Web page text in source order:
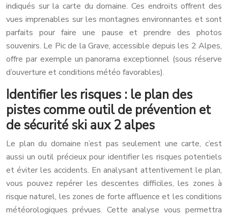
indiqués sur la carte du domaine. Ces endroits offrent des
vues imprenables sur les montagnes environnantes et sont
parfaits pour faire une pause et prendre des photos
souvenirs. Le Pic de la Grave, accessible depuis les 2 Alpes,
offre par exemple un panorama exceptionnel (sous réserve
d’ouverture et conditions météo favorables).
Identifier les risques : le plan des
pistes comme outil de prévention et
de sécurité ski aux 2 alpes
Le plan du domaine n’est pas seulement une carte, c’est
aussi un outil précieux pour identifier les risques potentiels
et éviter les accidents. En analysant attentivement le plan,
vous pouvez repérer les descentes difficiles, les zones à
risque naturel, les zones de forte affluence et les conditions
météorologiques prévues. Cette analyse vous permettra